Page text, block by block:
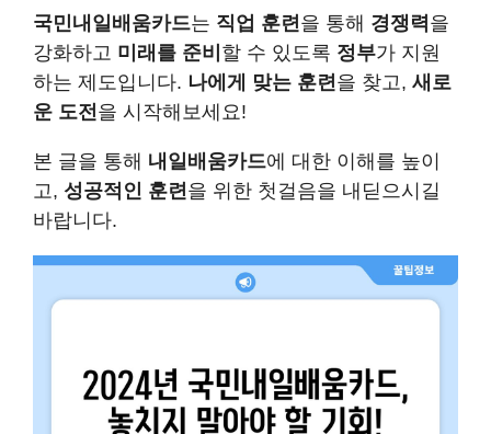
국민내일배움카드는 직업 훈련을 통해 경쟁력 을
강화하고 미래를 준비 할 수 있도록 정부가 지원
하는 제도입니다. 나에게 맞는 훈련을 찾고, 새로
운 도전을 시작해보세요!
본 글을 통해 내일배움카드에 대한 이해를 높이
고, 성공적인 훈련을 위한 첫걸음을 내딛으시길
바랍니다.